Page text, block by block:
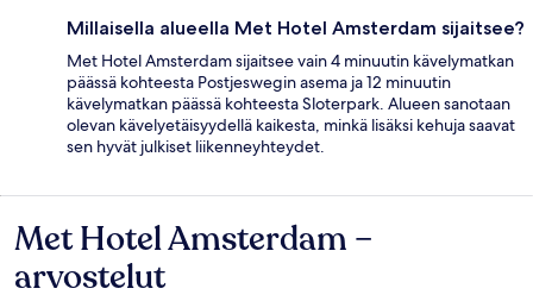
Millaisella alueella Met Hotel Amsterdam sijaitsee?
Met Hotel Amsterdam sijaitsee vain 4 minuutin kävelymatkan
päässä kohteesta Postjeswegin asema ja 12 minuutin
kävelymatkan päässä kohteesta Sloterpark. Alueen sanotaan
olevan kävelyetäisyydellä kaikesta, minkä lisäksi kehuja saavat
sen hyvät julkiset liikenneyhteydet.
Arvostelut
Met Hotel Amsterdam –
arvostelut